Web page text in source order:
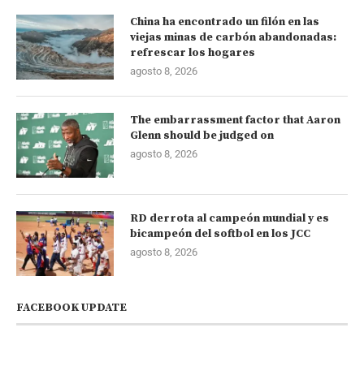
China ha encontrado un filón en las
viejas minas de carbón abandonadas:
refrescar los hogares
agosto 8, 2026
The embarrassment factor that Aaron
Glenn should be judged on
agosto 8, 2026
RD derrota al campeón mundial y es
bicampeón del softbol en los JCC
agosto 8, 2026
FACEBOOK UPDATE